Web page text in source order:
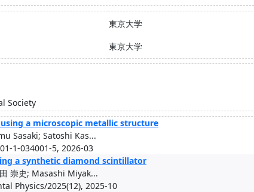
東京大学
東京大学
Society
a microscopic metallic structure
Sasaki; Satoshi Kas...
1-034001-5, 2026-03
a synthetic diamond scintillator
崇史; Masashi Miyak...
Physics/2025(12), 2025-10